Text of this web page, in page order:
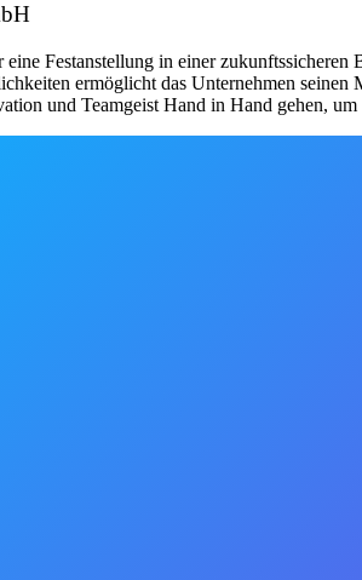
Festanstellung in einer zukunftssicheren
ermöglicht das Unternehmen
und Teamgeist Hand in Hand gehen,